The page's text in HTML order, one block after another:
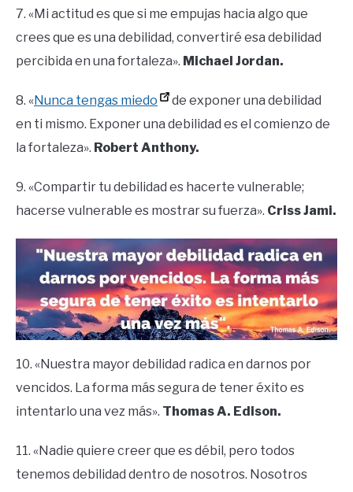
7. «Mi actitud es que si me empujas hacia algo que
crees que es una debilidad, convertiré esa debilidad
percibida en una fortaleza». Michael Jordan.
8. «Nunca tengas miedo
de exponer una debilidad
en ti mismo. Exponer una debilidad es el comienzo de
la fortaleza». Robert Anthony.
9. «Compartir tu debilidad es hacerte vulnerable;
hacerse vulnerable es mostrar su fuerza». Criss Jami.
10. «Nuestra mayor debilidad radica en darnos por
vencidos. La forma más segura de tener éxito es
intentarlo una vez más». Thomas A. Edison.
11. «Nadie quiere creer que es débil, pero todos
tenemos debilidad dentro de nosotros. Nosotros